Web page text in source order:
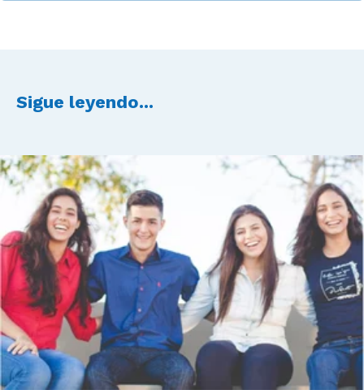
Sigue leyendo...